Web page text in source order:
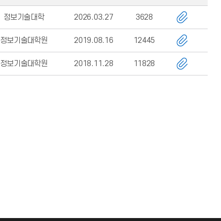
정보기술대학 2026.03.27 3628
정보기술대학원 2019.08.16 12445
정보기술대학원 2018.11.28 11828